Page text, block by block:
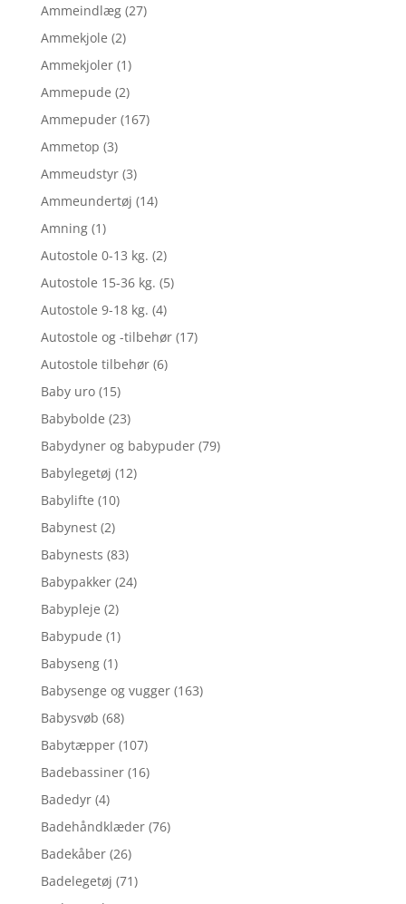
Ammeindlæg (27)
Ammekjole (2)
Ammekjoler (1)
Ammepude (2)
Ammepuder (167)
Ammetop (3)
Ammeudstyr (3)
Ammeundertøj (14)
Amning (1)
Autostole 0-13 kg. (2)
Autostole 15-36 kg. (5)
Autostole 9-18 kg. (4)
Autostole og -tilbehør (17)
Autostole tilbehør (6)
Baby uro (15)
Babybolde (23)
Babydyner og babypuder (79)
Babylegetøj (12)
Babylifte (10)
Babynest (2)
Babynests (83)
Babypakker (24)
Babypleje (2)
Babypude (1)
Babyseng (1)
Babysenge og vugger (163)
Babysvøb (68)
Babytæpper (107)
Badebassiner (16)
Badedyr (4)
Badehåndklæder (76)
Badekåber (26)
Badelegetøj (71)